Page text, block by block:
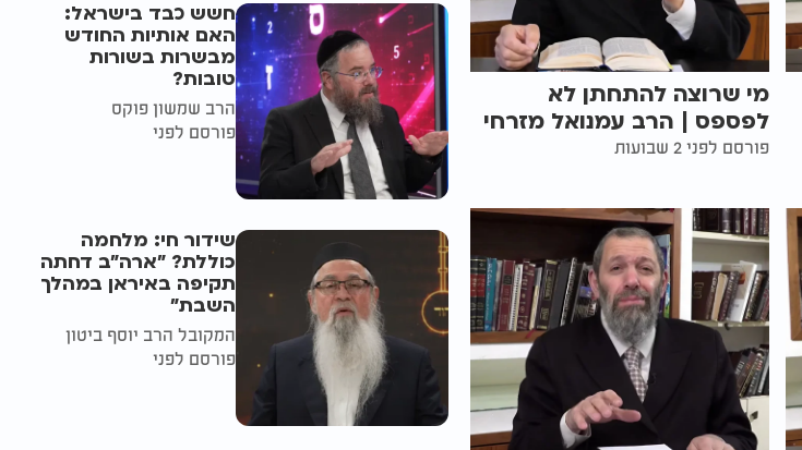
מי שרוצה להתחתן לא
לפספס | הרב עמנואל מזרחי
פורסם לפני 2 שבועות
חשש כבד בישראל:
האם אותיות החודש
מבשרות בשורות
טובות?
הרב שמשון פוקס
פורסם לפני
שידור חי: מלחמה
כוללת? ״ארה"ב דחתה
תקיפה באיראן במהלך
השבת״
המקובל הרב יוסף ביטון
פורסם לפני